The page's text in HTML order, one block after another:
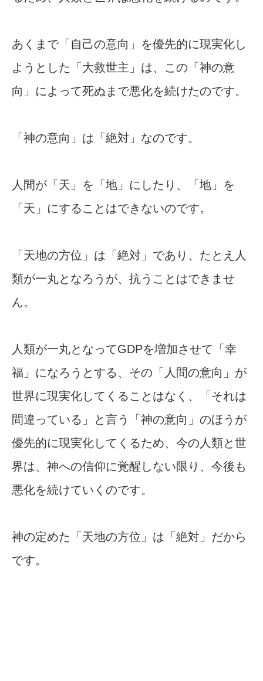
あくまで「自己の意向」を優先的に現実化し
ようとした「大救世主」は、この「神の意
向」によって死ぬまで悪化を続けたのです。
「神の意向」は「絶対」なのです。
人間が「天」を「地」にしたり、「地」を
「天」にすることはできないのです。
「天地の方位」は「絶対」であり、たとえ人
類が一丸となろうが、抗うことはできませ
ん。
人類が一丸となってGDPを増加させて「幸
福」になろうとする、その「人間の意向」が
世界に現実化してくることはなく、「それは
間違っている」と言う「神の意向」のほうが
優先的に現実化してくるため、今の人類と世
界は、神への信仰に覚醒しない限り、今後も
悪化を続けていくのです。
神の定めた「天地の方位」は「絶対」だから
です。